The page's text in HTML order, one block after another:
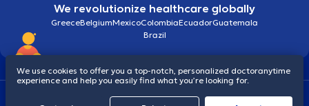
We revolutionize healthcare globally
GreeceBelgiumMexicoColombiaEcuadorGuatemala
Brazil
Cookiesdoctoranytime: Data Protection Policy
We use cookies to offer you a top-notch, personalized doctoranytime
experience and help you easily find what you’re looking for.